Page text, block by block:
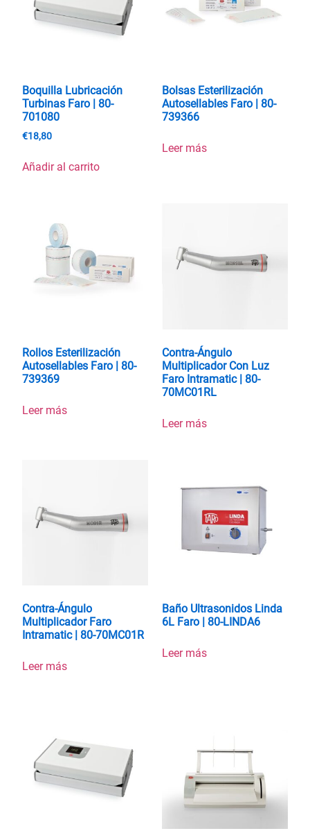
Boquilla Lubricación
Turbinas Faro | 80-
701080
€18,80
Añadir al carrito
Bolsas Esterilización
Autosellables Faro | 80-
739366
Leer más
Rollos Esterilización
Autosellables Faro | 80-
739369
Leer más
Contra-Ángulo
Multiplicador Con Luz
Faro Intramatic | 80-
70MC01RL
Leer más
Contra-Ángulo
Multiplicador Faro
Intramatic | 80-70MC01R
Leer más
Baño Ultrasonidos Linda
6L Faro | 80-LINDA6
Leer más